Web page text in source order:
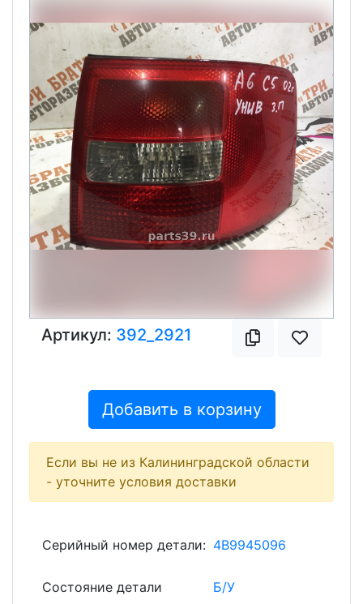
Артикул: 392_2921
Добавить в корзину
Если вы не из Калининградской области
- уточните условия доставки
Серийный номер детали: 4B9945096
Состояние детали Б/У